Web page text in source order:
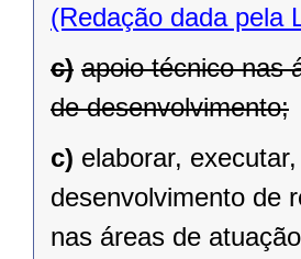
(Redação dada pela
c) apoio técnico nas
de desenvolvimento;
c) elaborar,
desenvolvimento de
nas áreas de